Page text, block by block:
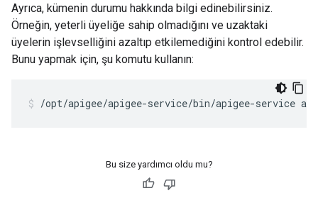
Ayrıca, kümenin durumu hakkında bilgi edinebilirsiniz.
Örneğin, yeterli üyeliğe sahip olmadığını ve uzaktaki
üyelerin işlevselliğini azaltıp etkilemediğini kontrol edebilir.
Bunu yapmak için, şu komutu kullanın:
/opt/apigee/apigee-service/bin/apigee-service
Bu size yardımcı oldu mu?